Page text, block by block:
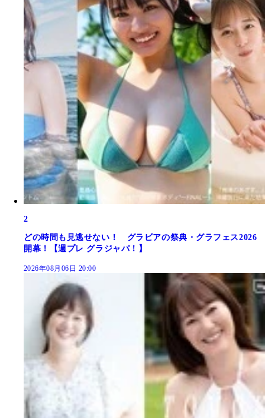
2
どの時間も見逃せない！ グラビアの祭典・グラフェス2026
開幕！【週プレ グラジャパ！】
2026年08月06日 20:00